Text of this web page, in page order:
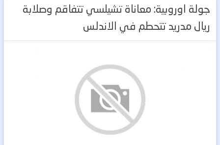
جولة اوروبية: معاناة تشيلسي تتفاقم وصلابة
ريال مدريد تتحطم في الاندلس